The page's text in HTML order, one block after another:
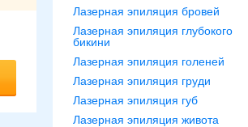
Лазерная эпиляция бровей
Лазерная эпиляция глубокого
бикини
Лазерная эпиляция голеней
Лазерная эпиляция груди
Лазерная эпиляция губ
Лазерная эпиляция живота